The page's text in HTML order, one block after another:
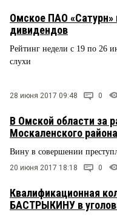
Омское ПАО «Сатурн»
дивидендов
Рейтинг недели с 19 по 26
слухи
28 июня 2017 09:48 0
В Омской области за
Москаленского
Вину в совершении
20 июня 2017 18:18 0
Квалификационная
БАСТРЫКИНУ в